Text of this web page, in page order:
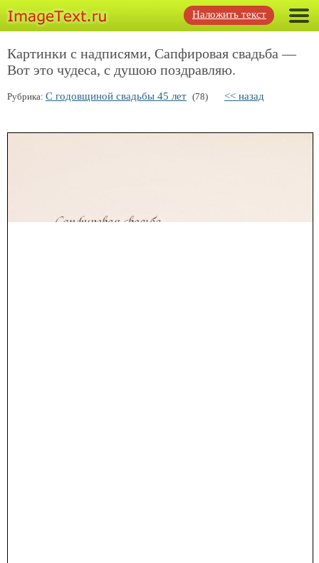
Наложить текст
Картинки с надписями, Сапфировая свадьба —
Вот это чудеса, с душою поздравляю.
Рубрика: С годовщиной свадьбы 45 лет (78) << назад